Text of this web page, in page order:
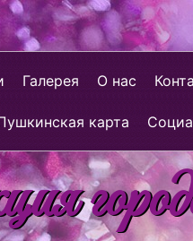
Галерея О нас
карта